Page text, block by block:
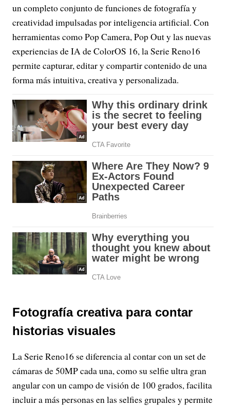
un completo conjunto de funciones de fotografía y
creatividad impulsadas por inteligencia artificial. Con
herramientas como Pop Camera, Pop Out y las nuevas
experiencias de IA de ColorOS 16, la Serie Reno16
permite capturar, editar y compartir contenido de una
forma más intuitiva, creativa y personalizada.
Fotografía creativa para contar
historias visuales
La Serie Reno16 se diferencia al contar con un set de
cámaras de 50MP cada una, como su selfie ultra gran
angular con un campo de visión de 100 grados, facilita
incluir a más personas en las selfies grupales y permite